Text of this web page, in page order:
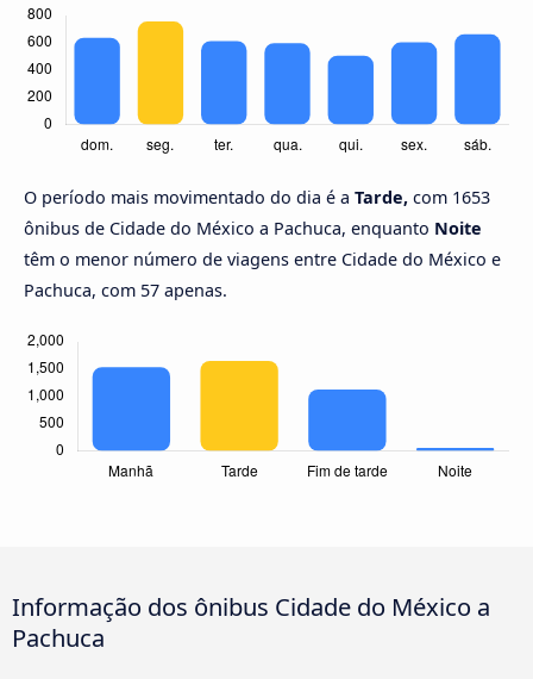
O período mais movimentado do dia é a Tarde, com 1653
ônibus de Cidade do México a Pachuca, enquanto Noite
têm o menor número de viagens entre Cidade do México e
Pachuca, com 57 apenas.
Informação dos ônibus Cidade do México a
Pachuca